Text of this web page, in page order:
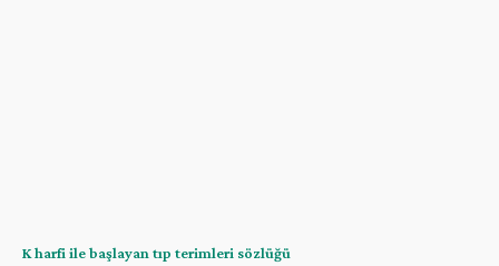
K harfi ile başlayan tıp terimleri sözlüğü